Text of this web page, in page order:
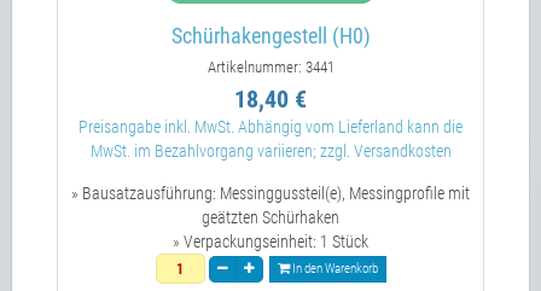
Schürhakengestell (H0)
Artikelnummer: 3441
18,40 €
Preisangabe inkl. MwSt. Abhängig vom Lieferland kann die
MwSt. im Bezahlvorgang variieren; zzgl. Versandkosten
» Bausatzausführung: Messinggussteil(e), Messingprofile mit
geätzten Schürhaken
» Verpackungseinheit: 1 Stück
In den Warenkorb